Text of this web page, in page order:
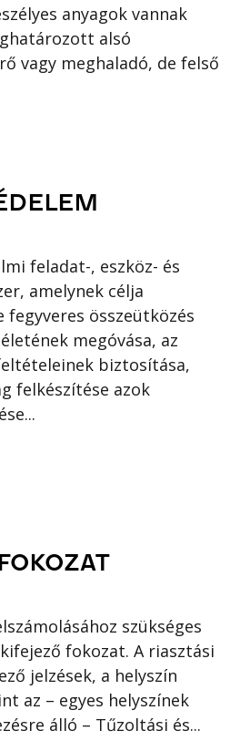
anyagok vannak
alsó
vagy meghaladó, de felső
feladat-, eszköz- és
amelynek célja
összeütközés
megóvása, az
biztosítása,
felkészítése azok
szükséges
fokozat. A riasztási
jelzések, a helyszín
az – egyes helyszínek
álló – Tűzoltási és...